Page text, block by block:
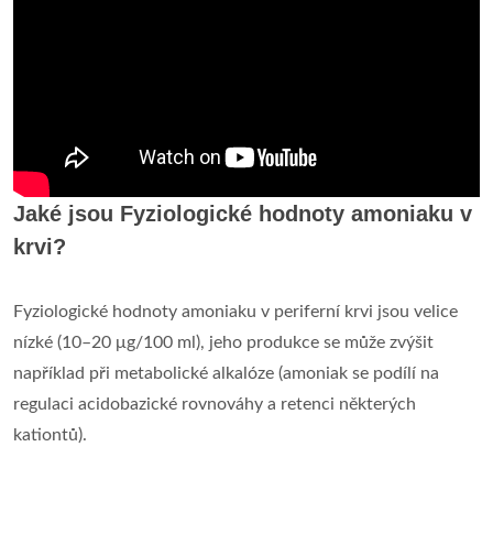
Jaké jsou Fyziologické hodnoty amoniaku v
krvi?
Fyziologické hodnoty amoniaku v periferní krvi jsou velice
nízké (10–20 μg/100 ml), jeho produkce se může zvýšit
například při metabolické alkalóze (amoniak se podílí na
regulaci acidobazické rovnováhy a retenci některých
kationtů).